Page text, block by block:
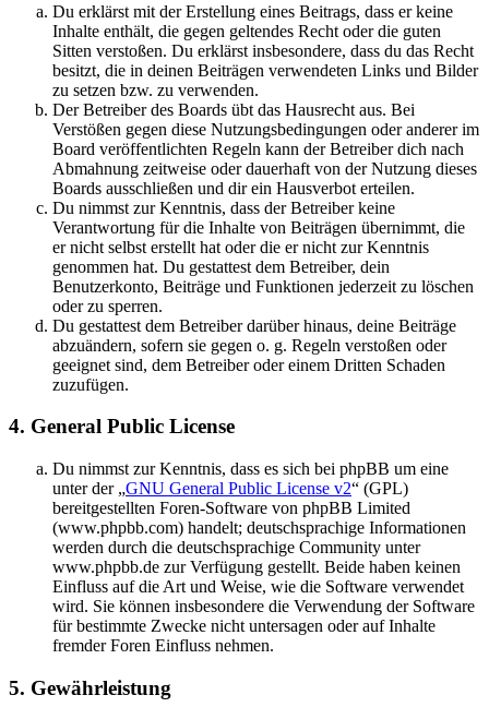
Du erklärst mit der Erstellung eines Beitrags, dass er keine
Inhalte enthält, die gegen geltendes Recht oder die guten
Sitten verstoßen. Du erklärst insbesondere, dass du das Recht
besitzt, die in deinen Beiträgen verwendeten Links und Bilder
zu setzen bzw. zu verwenden.
Der Betreiber des Boards übt das Hausrecht aus. Bei
Verstößen gegen diese Nutzungsbedingungen oder anderer im
Board veröffentlichten Regeln kann der Betreiber dich nach
Abmahnung zeitweise oder dauerhaft von der Nutzung dieses
Boards ausschließen und dir ein Hausverbot erteilen.
Du nimmst zur Kenntnis, dass der Betreiber keine
Verantwortung für die Inhalte von Beiträgen übernimmt, die
er nicht selbst erstellt hat oder die er nicht zur Kenntnis
genommen hat. Du gestattest dem Betreiber, dein
Benutzerkonto, Beiträge und Funktionen jederzeit zu löschen
oder zu sperren.
Du gestattest dem Betreiber darüber hinaus, deine Beiträge
abzuändern, sofern sie gegen o. g. Regeln verstoßen oder
geeignet sind, dem Betreiber oder einem Dritten Schaden
zuzufügen.
4. General Public License
Du nimmst zur Kenntnis, dass es sich bei phpBB um eine
unter der „GNU General Public License v2“ (GPL)
bereitgestellten Foren-Software von phpBB Limited
(www.phpbb.com) handelt; deutschsprachige Informationen
werden durch die deutschsprachige Community unter
www.phpbb.de zur Verfügung gestellt. Beide haben keinen
Einfluss auf die Art und Weise, wie die Software verwendet
wird. Sie können insbesondere die Verwendung der Software
für bestimmte Zwecke nicht untersagen oder auf Inhalte
fremder Foren Einfluss nehmen.
5. Gewährleistung